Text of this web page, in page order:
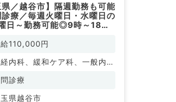
県／越谷市】隔週勤務も可能
療／毎週火曜日・水曜日の
日～勤務可能◎9時～18時
師・ドライバー同行有（内科
給110,000円
内科、緩和ケア科、一般内
循環器内科、呼吸器内科、内
診療
県越谷市